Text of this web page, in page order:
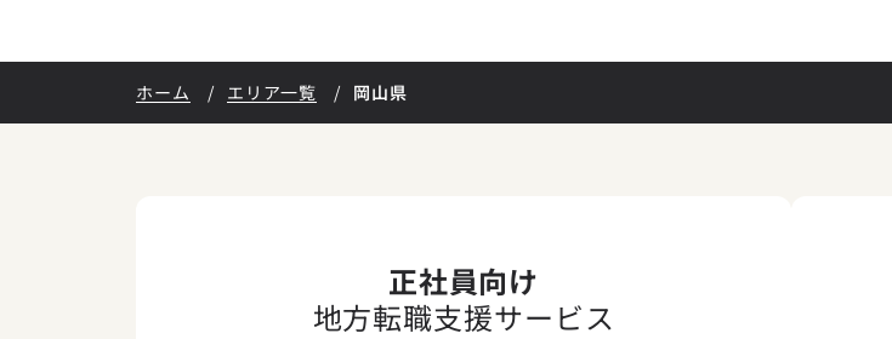
ホーム エリア一覧 岡山県
正社員向け
地方転職支援サービス